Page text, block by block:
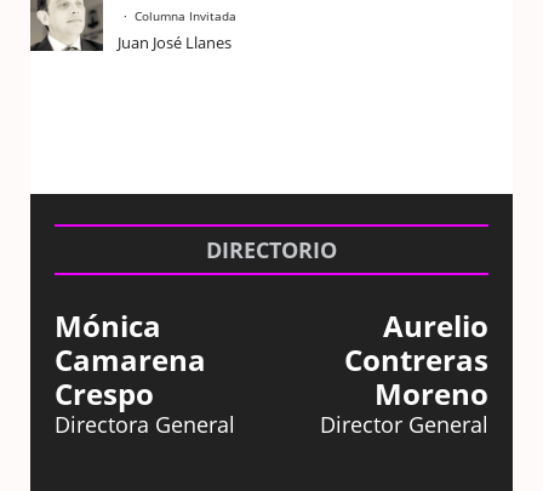
Columna Invitada
Juan José Llanes
DIRECTORIO
Mónica
Camarena
Crespo
Directora General
Aurelio
Contreras
Moreno
Director General